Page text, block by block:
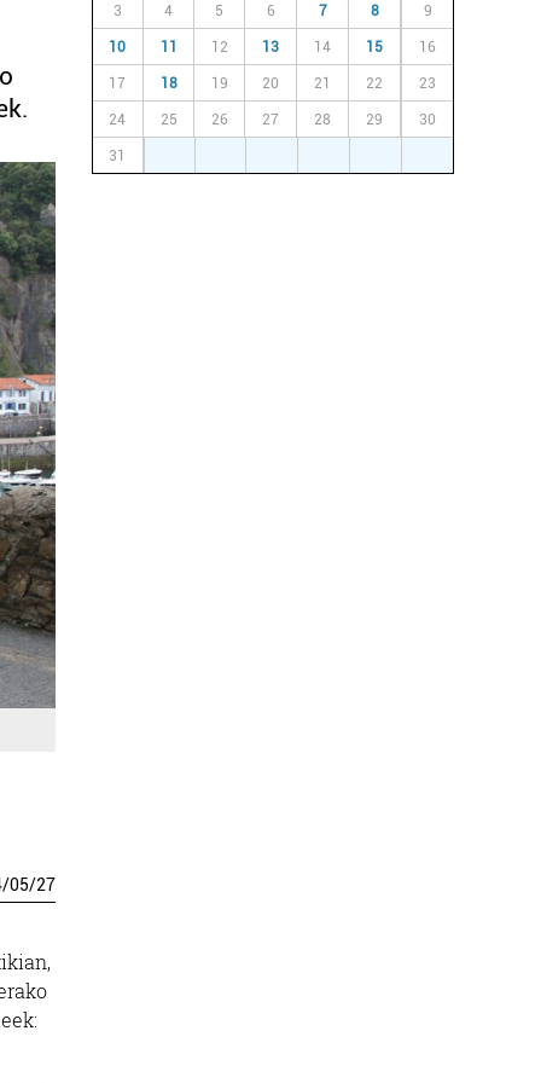
/05/27
3 4 5 6 7 8 9
10 11 12 13 14 15 16
17 18 19 20 21 22 23
24 25 26 27 28 29 30
31